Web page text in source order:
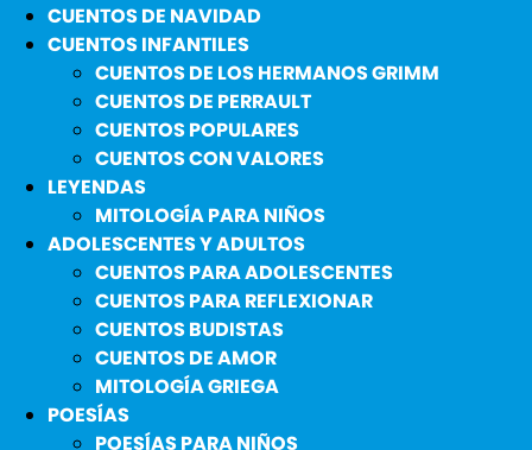
CUENTOS DE NAVIDAD
CUENTOS INFANTILES
CUENTOS DE LOS HERMANOS GRIMM
CUENTOS DE PERRAULT
CUENTOS POPULARES
CUENTOS CON VALORES
LEYENDAS
MITOLOGÍA PARA NIÑOS
ADOLESCENTES Y ADULTOS
CUENTOS PARA ADOLESCENTES
CUENTOS PARA REFLEXIONAR
CUENTOS BUDISTAS
CUENTOS DE AMOR
MITOLOGÍA GRIEGA
POESÍAS
POESÍAS PARA NIÑOS